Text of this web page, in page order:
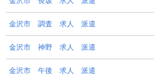
金沢市 調査 求人 派遣
金沢市 神野 求人 派遣
金沢市 午後 求人 派遣